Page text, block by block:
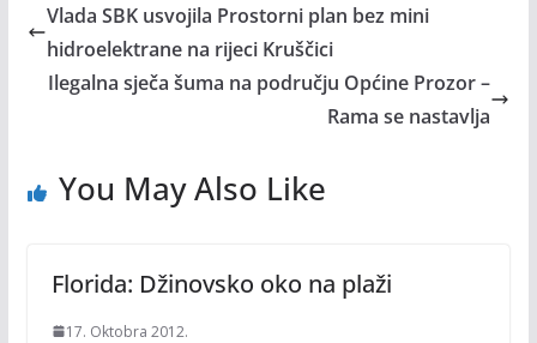
Vlada SBK usvojila Prostorni plan bez mini
hidroelektrane na rijeci Kruščici
Ilegalna sječa šuma na području Općine Prozor –
Rama se nastavlja
You May Also Like
Florida: Džinovsko oko na plaži
17. Oktobra 2012.